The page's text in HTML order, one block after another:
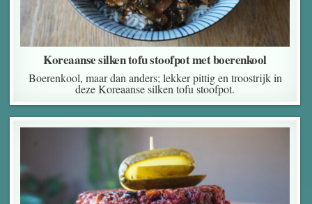
Koreaanse silken tofu stoofpot met boerenkool
Boerenkool, maar dan anders; lekker pittig en troostrijk in
deze Koreaanse silken tofu stoofpot.